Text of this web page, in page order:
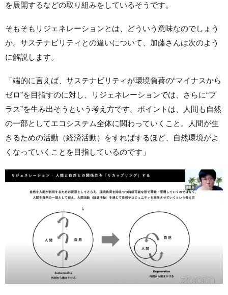
を展開するなどの取り組みをしているそうです。
そもそもリジェネレーションとは、どういう意味なのでしょう
か。サステナビリティとの違いについて、加藤さんは次のよう
に解説します。
「端的に言えば、サステナビリティが環境負荷の“マイナスから
ゼロ”を目指すのに対し、リジェネレーションでは、さらに“プ
ラス”を生み出そうという考え方です。ポイントは、人間も自然
の一部としてエコシステム全体に関わっていくこと。人間が生
きるための活動（経済活動）をすればするほど、自然環境がよ
くなっていくことを目指しているのです」